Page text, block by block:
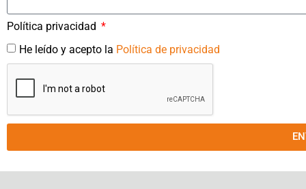
Política privacidad
He leído y acepto la Política de privacidad